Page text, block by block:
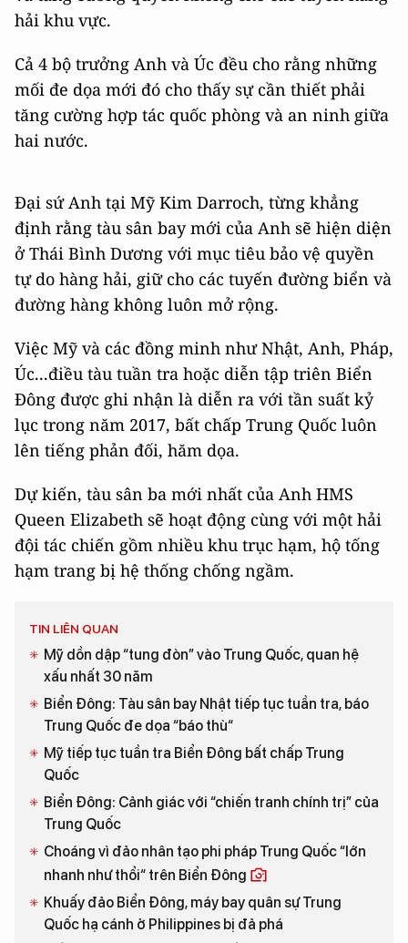
hải khu vực.
Cả 4 bộ trưởng Anh và Úc đều cho rằng những
mối đe dọa mới đó cho thấy sự cần thiết phải
tăng cường hợp tác quốc phòng và an ninh giữa
hai nước.
Đại sứ Anh tại Mỹ Kim Darroch, từng khẳng
định rằng tàu sân bay mới của Anh sẽ hiện diện
ở Thái Bình Dương với mục tiêu bảo vệ quyền
tự do hàng hải, giữ cho các tuyến đường biển và
đường hàng không luôn mở rộng.
Việc Mỹ và các đồng minh như Nhật, Anh, Pháp,
Úc...điều tàu tuần tra hoặc diễn tập triên Biển
Đông được ghi nhận là diễn ra với tần suất kỷ
lục trong năm 2017, bất chấp Trung Quốc luôn
lên tiếng phản đối, hăm dọa.
Dự kiến, tàu sân ba mới nhất của Anh HMS
Queen Elizabeth sẽ hoạt động cùng với một hải
đội tác chiến gồm nhiều khu trục hạm, hộ tống
hạm trang bị hệ thống chống ngầm.
TIN LIÊN QUAN
Mỹ dồn dập “tung đòn” vào Trung Quốc, quan hệ
xấu nhất 30 năm
Biển Đông: Tàu sân bay Nhật tiếp tục tuần tra, báo
Trung Quốc đe dọa “báo thù“
Mỹ tiếp tục tuần tra Biển Đông bất chấp Trung
Quốc
Biển Đông: Cảnh giác với “chiến tranh chính trị” của
Trung Quốc
Choáng vì đảo nhân tạo phi pháp Trung Quốc “lớn
nhanh như thổi“ trên Biển Đông
Khuấy đảo Biển Đông, máy bay quân sự Trung
Quốc hạ cánh ở Philippines bị đả phá